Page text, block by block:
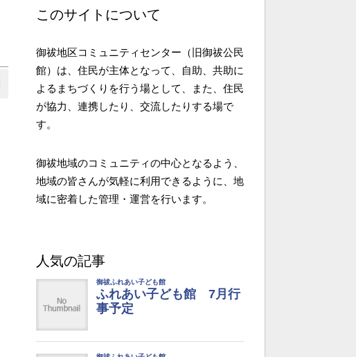
このサイトについて
御祓地区コミュニティセンター（旧御祓公民
館）は、住民が主体となって、自助、共助に
よるまちづくりを行う場として、また、住民
が協力、連携したり、交流したりする場で
す。
御祓地域のコミュニティの中心となるよう、
地域の皆さんが気軽に利用できるように、地
域に密着した管理・運営を行います。
人気の記事